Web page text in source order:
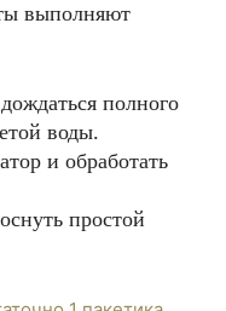
выполняют
полного
воды.
и обработать
простой